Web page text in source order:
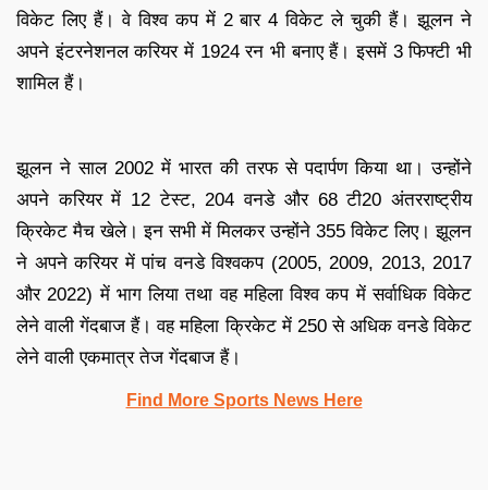
विकेट लिए हैं। वे विश्व कप में 2 बार 4 विकेट ले चुकी हैं। झूलन ने
अपने इंटरनेशनल करियर में 1924 रन भी बनाए हैं। इसमें 3 फिफ्टी भी
शामिल हैं।
झूलन ने साल 2002 में भारत की तरफ से पदार्पण किया था। उन्होंने
अपने करियर में 12 टेस्ट, 204 वनडे और 68 टी20 अंतरराष्ट्रीय
क्रिकेट मैच खेले। इन सभी में मिलकर उन्होंने 355 विकेट लिए। झूलन
ने अपने करियर में पांच वनडे विश्वकप (2005, 2009, 2013, 2017
और 2022) में भाग लिया तथा वह महिला विश्व कप में सर्वाधिक विकेट
लेने वाली गेंदबाज हैं। वह महिला क्रिकेट में 250 से अधिक वनडे विकेट
लेने वाली एकमात्र तेज गेंदबाज हैं।
Find More Sports News Here